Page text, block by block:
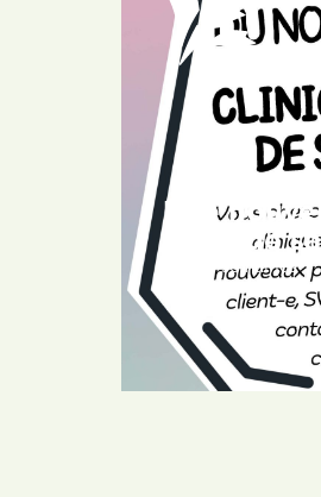
Une
soins de
il y a 3 semaines